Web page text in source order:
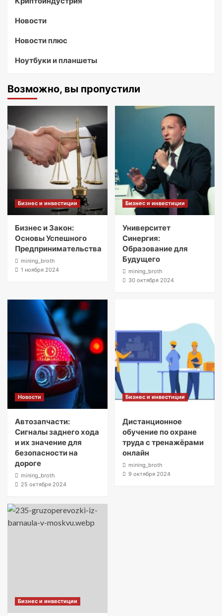
Новости
Новости плюс
Ноутбуки и планшеты
Возможно, вы пропустили
Бизнес и инвестиции
Бизнес и Закон:
Основы Успешного
Предпринимательства
mining_broth
1 ноября 2024
Бизнес и инвестиции
Университет
Синергия:
Образование для
Будущего
mining_broth
30 октября 2024
Новости
Автозапчасти:
Сигналы заднего хода
и их значение для
безопасности на
дороге
mining_broth
25 октября 2024
Бизнес и инвестиции
Дистанционное
обучение по охране
труда с тренажёрами
онлайн
mining_broth
9 октября 2024
Бизнес и инвестиции